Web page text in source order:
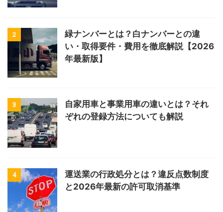
2
緑ナンバーとは？白ナンバーとの違
い・取得要件・費用を徹底解説【2026
年最新版】
3
自家用車と事業用車の違いとは？それ
ぞれの登録方法についても解説
4
運送業の行政処分とは？違反点数制度
と2026年最新の許可取消基準